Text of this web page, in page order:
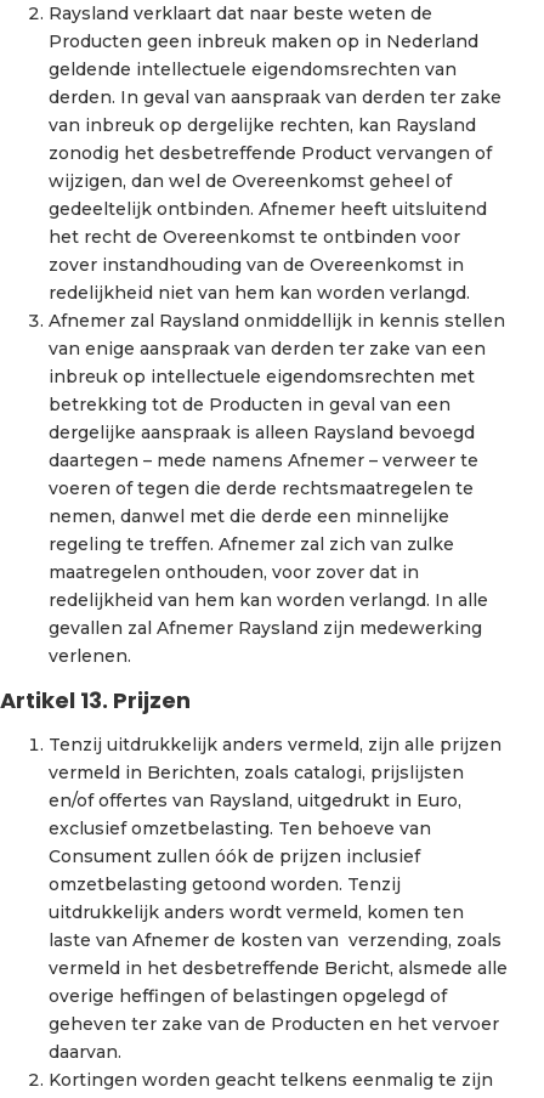
Raysland verklaart dat naar beste weten de
Producten geen inbreuk maken op in Nederland
geldende intellectuele eigendomsrechten van
derden. In geval van aanspraak van derden ter zake
van inbreuk op dergelijke rechten, kan Raysland
zonodig het desbetreffende Product vervangen of
wijzigen, dan wel de Overeenkomst geheel of
gedeeltelijk ontbinden. Afnemer heeft uitsluitend
het recht de Overeenkomst te ontbinden voor
zover instandhouding van de Overeenkomst in
redelijkheid niet van hem kan worden verlangd.
Afnemer zal Raysland onmiddellijk in kennis stellen
van enige aanspraak van derden ter zake van een
inbreuk op intellectuele eigendomsrechten met
betrekking tot de Producten in geval van een
dergelijke aanspraak is alleen Raysland bevoegd
daartegen – mede namens Afnemer – verweer te
voeren of tegen die derde rechtsmaatregelen te
nemen, danwel met die derde een minnelijke
regeling te treffen. Afnemer zal zich van zulke
maatregelen onthouden, voor zover dat in
redelijkheid van hem kan worden verlangd. In alle
gevallen zal Afnemer Raysland zijn medewerking
verlenen.
Artikel 13. Prijzen
Tenzij uitdrukkelijk anders vermeld, zijn alle prijzen
vermeld in Berichten, zoals catalogi, prijslijsten
en/of offertes van Raysland, uitgedrukt in Euro,
exclusief omzetbelasting. Ten behoeve van
Consument zullen óók de prijzen inclusief
omzetbelasting getoond worden. Tenzij
uitdrukkelijk anders wordt vermeld, komen ten
laste van Afnemer de kosten van verzending, zoals
vermeld in het desbetreffende Bericht, alsmede alle
overige heffingen of belastingen opgelegd of
geheven ter zake van de Producten en het vervoer
daarvan.
Kortingen worden geacht telkens eenmalig te zijn